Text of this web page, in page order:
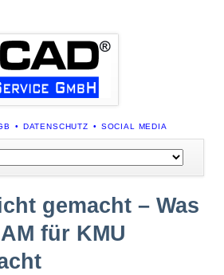
DATENSCHUTZ SOCIAL MEDIA
gemacht – Was
für KMU